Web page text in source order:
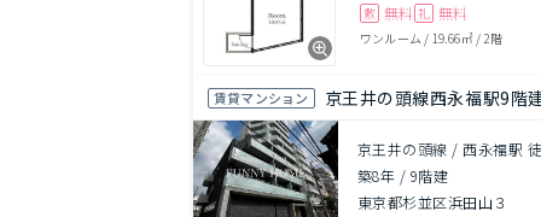
敷 無料 礼 無料
ワンルーム / 19.66㎡/ 2階
賃貸マンション 京王井の頭線西永福駅9階
京王井の頭線 / 西永福駅
築8年 / 9階建
東京都杉並区浜田山３